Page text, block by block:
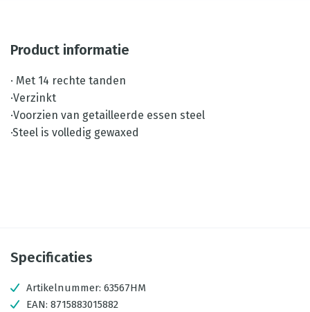
Product informatie
· Met 14 rechte tanden
·Verzinkt
·Voorzien van getailleerde essen steel
·Steel is volledig gewaxed
Specificaties
Artikelnummer: 63567HM
EAN: 8715883015882